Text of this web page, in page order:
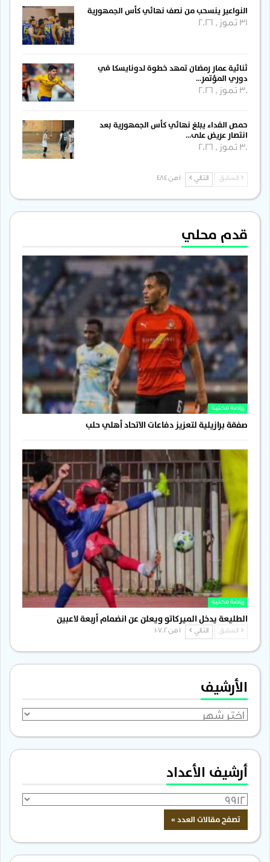
النواعير ينسحب من نصف نهائي كأس الجمهورية
31 تموز , 2026
ثنائية عمار رمضان تمهد خطوة لدونايسكا في
دوري المؤتمر…
30 تموز , 2026
حمص الفداء يبلغ نهائي كأس الجمهورية بعد
انتصار عريض على…
30 تموز , 2026
السابق التالي
قدم محلي
رياضة محلية
صفقة برازيلية لتعزيز دفاعات الاتحاد أهلي حلب
رياضة محلية
الطليعة يدخل الميركاتو ويعلن عن انضمام أربعة لاعبين
السابق التالي
الأرشيف
الأرشيف
أرشيف الأعداد